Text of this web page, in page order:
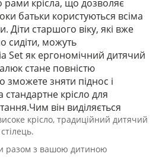
крісла, що дозволяє
батьки користуються всіма
старшого віку, які вже
сидіти, можуть
Set як ергономічний дитячий
стане повністю
зможете зняти піднос і
крісло для
він виділяється
крісло, традиційний дитячий
разом з вашою дитиною